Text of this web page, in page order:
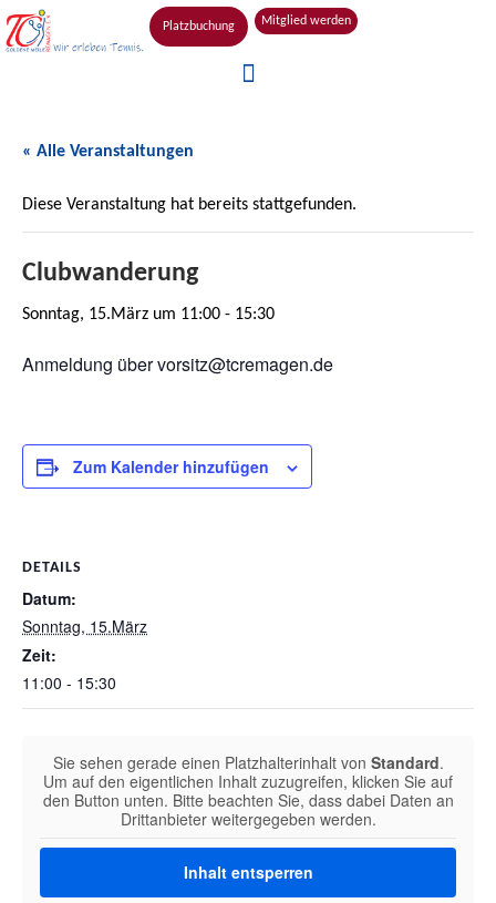
Platzbuchung Mitglied werden
« Alle Veranstaltungen
Diese Veranstaltung hat bereits stattgefunden.
Clubwanderung
Sonntag, 15.März um 11:00 - 15:30
Anmeldung über vorsitz@tcremagen.de
Zum Kalender hinzufügen
DETAILS
Datum:
Sonntag, 15.März
Zeit:
11:00 - 15:30
Sie sehen gerade einen Platzhalterinhalt von Standard.
Um auf den eigentlichen Inhalt zuzugreifen, klicken Sie auf
den Button unten. Bitte beachten Sie, dass dabei Daten an
Drittanbieter weitergegeben werden.
Inhalt entsperren